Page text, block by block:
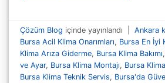
Çözüm Blog içinde yayınlandı Ankara
Bursa Acil Klima Onarımları, Bursa En İyi
Klima Arıza Giderme, Bursa Klima Bakımı,
ve Ayar, Bursa Klima Montajı, Bursa
Bursa Klima Teknik Servis, Bursa'da